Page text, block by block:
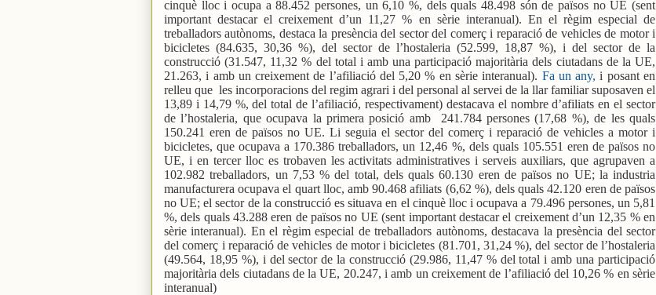
cinquè lloc i ocupa a 88.452 persones, un 6,10 %, dels quals 48.498 són de països no UE (sent
important destacar el creixement d’un 11,27 % en sèrie interanual). En el règim especial de
treballadors autònoms, destaca la presència del sector del comerç i reparació de vehicles de motor i
bicicletes (84.635, 30,36 %), del sector de l’hostaleria (52.599, 18,87 %), i del sector de la
construcció (31.547, 11,32 % del total i amb una participació majoritària dels ciutadans de la UE,
21.263, i amb un creixement de l’afiliació del 5,20 % en sèrie interanual). Fa un any,i posant en
relleu que les incorporacions del regim agrari i del personal al servei de la llar familiar suposaven el
13,89 i 14,79 %, del total de l’afiliació, respectivament) destacava el nombre d’afiliats en el sector
de l’hostaleria, que ocupava la primera posició amb
241.784 persones (17,68 %), de les quals
150.241 eren de països no UE. Li seguia el sector del comerç i reparació de vehicles a motor i
bicicletes, que ocupava a 170.386 treballadors, un 12,46 %, dels quals 105.551 eren de països no
UE, i en tercer lloc es trobaven les activitats administratives i serveis auxiliars, que agrupaven a
102.982 treballadors, un 7,53 % del total, dels quals 60.130 eren de països no UE; la industria
manufacturera ocupava el quart lloc, amb 90.468 afiliats (6,62 %), dels quals 42.120 eren de països
no UE; el sector de la construcció es situava en el cinquè lloc i ocupava a 79.496 persones, un 5,81
%, dels quals 43.288 eren de països no UE (sent important destacar el creixement d’un 12,35 % en
sèrie interanual). En el règim especial de treballadors autònoms, destacava la presència del sector
del comerç i reparació de vehicles de motor i bicicletes (81.701, 31,24 %), del sector de l’hostaleria
(49.564, 18,95 %), i del sector de la construcció (29.986, 11,47 % del total i amb una participació
majoritària dels ciutadans de la UE, 20.247, i amb un creixement de l’afiliació del 10,26 % en sèrie
interanual)